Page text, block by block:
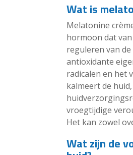
Wat is
Melatonine
hormoon dat
reguleren van
antioxidante
radicalen en het
kalmeert de
vroegtijdige
Het kan zowel
Wat zijn de